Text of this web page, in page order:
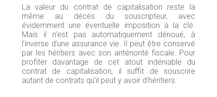
La valeur du contrat de capitalisation reste la
même au décès du souscripteur, avec
évidemment une éventuelle imposition à la clé.
Mais il n’est pas automatiquement dénoué, à
l’inverse d’une assurance vie. Il peut être conservé
par les héritiers avec son antériorité fiscale. Pour
profiter davantage de cet atout indéniable du
contrat de capitalisation, il suffit de souscrire
autant de contrats qu’il peut y avoir d’héritiers.